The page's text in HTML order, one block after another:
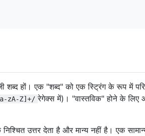
शब्द हों। एक "शब्द" को एक स्ट्रिंग के रूप में
zA-Z]+/ रेगेक्स में)। "वास्तविक" होने के
उत्तर देता है और मान्य नहीं है। एक